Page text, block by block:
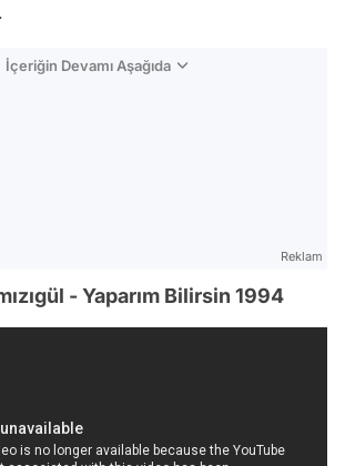
İçeriğin Devamı Aşağıda
Reklam
- Yaparım Bilirsin 1994